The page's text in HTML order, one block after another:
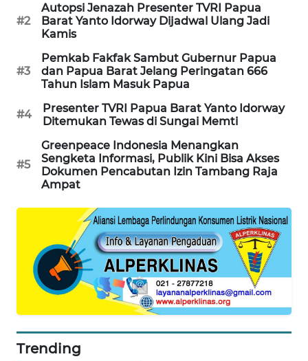
#2
Autopsi Jenazah Presenter TVRI Papua
Barat Yanto Idorway Dijadwal Ulang Jadi
Kamis
#3
Pemkab Fakfak Sambut Gubernur Papua
dan Papua Barat Jelang Peringatan 666
Tahun Islam Masuk Papua
#4
Presenter TVRI Papua Barat Yanto Idorway
Ditemukan Tewas di Sungai Memti
#5
Greenpeace Indonesia Menangkan
Sengketa Informasi, Publik Kini Bisa Akses
Dokumen Pencabutan Izin Tambang Raja
Ampat
Trending
NEWS
NEWS
ID
ENERGI
NEWS
BERKAT
NEWS
NEWS
ANUGERAH